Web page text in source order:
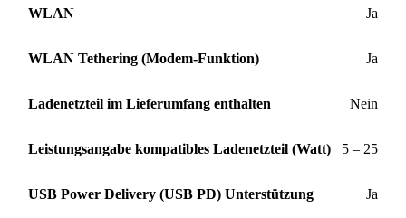
WLAN Ja
WLAN Tethering (Modem-Funktion) Ja
Ladenetzteil im Lieferumfang enthalten Nein
Leistungsangabe kompatibles Ladenetzteil (Watt) 5 – 25
USB Power Delivery (USB PD) Unterstützung Ja